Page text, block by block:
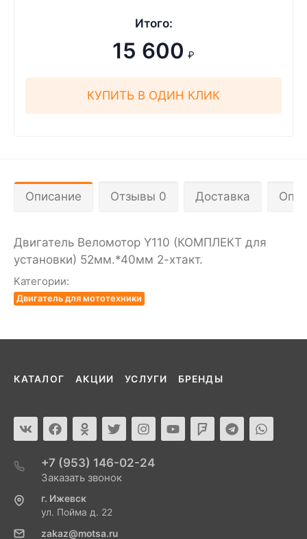
Итого:
15 600 ₽
КУПИТЬ В ОДИН КЛИК
Описание Отзывы 0 Доставка
Двигатель Веломотор Y110 (КОМПЛЕКТ для
установки) 52мм.*40мм 2-хтакт.
Категории:
Двигатель для мототехники
КАТАЛОГ АКЦИИ УСЛУГИ БРЕНДЫ
+7 (953) 146-02-24
Заказать звонок
г. Ижевск
ул. Пойма д. 22
zakaz@motsa.ru